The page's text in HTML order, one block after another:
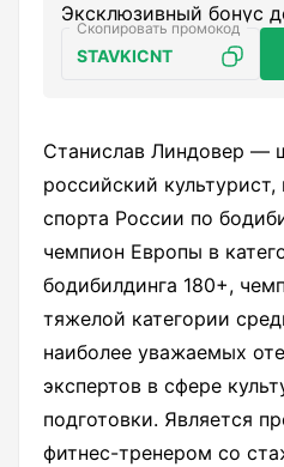
Эксклюзивный бонус
STAVKICNT
Станислав Линдовер —
российский
спорта России по
чемпион Европы в
бодибилдинга 180+,
тяжелой категории
наиболее уважаемых
экспертов в сфере
подготовки. Является
фитнес-тренером со